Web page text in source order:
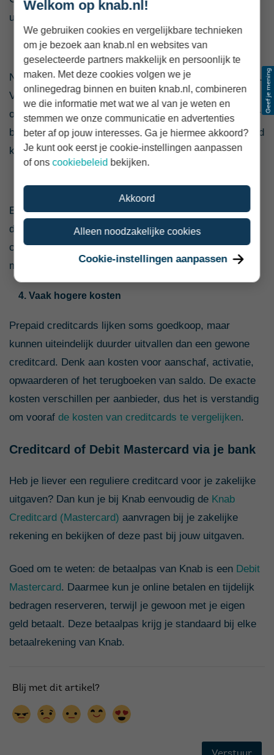
uitgavenpatroon.
2. Niet overal geaccepteerd
Niet elke prepaid creditcard wordt overal geaccepteerd.
Vooral bij hotels en autoverhuur kan een probleem
ontstaan, omdat daar vaak een creditcard nodig is voor
borg of reservering. In zulke situaties wordt een prepaid
kaart regelmatig geweigerd.
Een belangrijk kenmerk van een gewone creditcard is
dat je betalingen tijdelijk kunt uitstellen. Bij een prepaid
creditcard betaal je altijd vooraf. Dat maakt de kaart
minder geschikt als je flexibiliteit in je cashflow zoekt.
4. Vaak hogere kosten
Prepaid creditcards lijken soms goedkoop, maar
kunnen uiteindelijk duurder uitvallen dan een gewone
creditcard. Denk aan kosten voor aanschaf, activatie,
opwaarderen of het terugboeken van saldo. De exacte
kosten verschillen per aanbieder, dus het is verstandig
om vooraf de kosten van creditcards te vergelijken.
Creditcard of Debit Mastercard via je bank
Heb je liever een reguliere creditcard voor je zakelijke
uitgaven? Dan kun je bij Knab eenvoudig de Knab
Creditcard (Mastercard) aanvragen bij je zakelijke
rekening en bekijken of deze past bij jouw uitgaven.
Goed om te weten: de betaalpas van Knab is een Debit
Mastercard. Daarmee kun je online betalen en tijdelijk
bedragen reserveren, terwijl je gewoon met je eigen
geld betaalt. Deze betaalpas krijg je standaard bij elke
betaalrekening van Knab.
Welkom op knab.nl!
We gebruiken cookies en vergelijkbare technieken
om je bezoek aan knab.nl en websites van
geselecteerde partners makkelijk en persoonlijk te
maken. Met deze cookies volgen we je
onlinegedrag binnen en buiten knab.nl, combineren
we die informatie met wat we al van je weten en
stemmen we onze communicatie en advertenties
beter af op jouw interesses. Ga je hiermee akkoord?
Je kunt ook eerst je cookie-instellingen aanpassen
of onscookiebeleid bekijken.
Akkoord
Alleen noodzakelijke cookies
Cookie-instellingen aanpassen